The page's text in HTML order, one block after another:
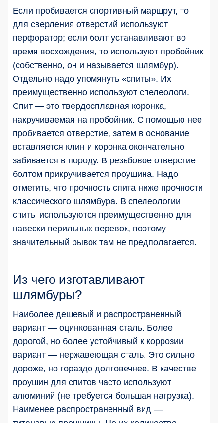
Если пробивается спортивный маршрут, то
для сверления отверстий используют
перфоратор; если болт устанавливают во
время восхождения, то используют пробойник
(собственно, он и называется шлямбур).
Отдельно надо упомянуть «спиты». Их
преимущественно используют спелеологи.
Спит — это твердосплавная коронка,
накручиваемая на пробойник. С помощью нее
пробивается отверстие, затем в основание
вставляется клин и коронка окончательно
забивается в породу. В резьбовое отверстие
болтом прикручивается проушина. Надо
отметить, что прочность спита ниже прочности
классического шлямбура. В спелеологии
спиты используются преимущественно для
навески перильных веревок, поэтому
значительный рывок там не предполагается.
Из чего изготавливают
шлямбуры?
Наиболее дешевый и распространенный
вариант — оцинкованная сталь. Более
дорогой, но более устойчивый к коррозии
вариант — нержавеющая сталь. Это сильно
дороже, но гораздо долговечнее. В качестве
проушин для спитов часто используют
алюминий (не требуется большая нагрузка).
Наименее распространенный вид —